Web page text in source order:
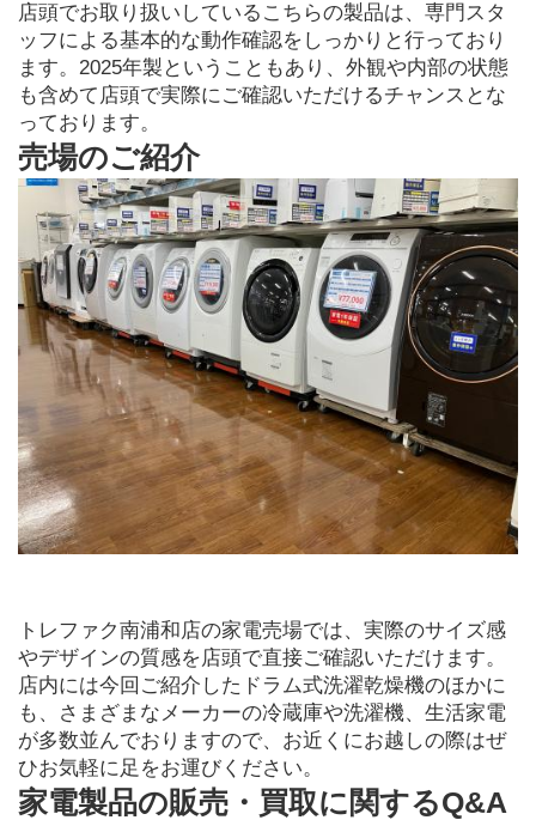
店頭でお取り扱いしているこちらの製品は、専門スタ
ッフによる基本的な動作確認をしっかりと行っており
ます。2025年製ということもあり、外観や内部の状態
も含めて店頭で実際にご確認いただけるチャンスとな
っております。
売場のご紹介
トレファク南浦和店の家電売場では、実際のサイズ感
やデザインの質感を店頭で直接ご確認いただけます。
店内には今回ご紹介したドラム式洗濯乾燥機のほかに
も、さまざまなメーカーの冷蔵庫や洗濯機、生活家電
が多数並んでおりますので、お近くにお越しの際はぜ
ひお気軽に足をお運びください。
家電製品の販売・買取に関するQ&A